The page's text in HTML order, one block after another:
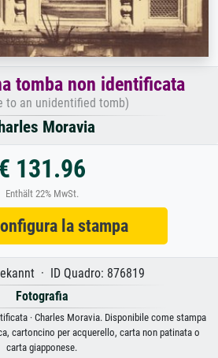
tomba non identificata
to an unidentified tomb)
Moravia
131.96
Enthält 22% MwSt.
la stampa
· ID Quadro: 876819
Fotografia
· Charles Moravia. Disponibile come stampa
cartoncino per acquerello, carta non patinata o
carta giapponese.